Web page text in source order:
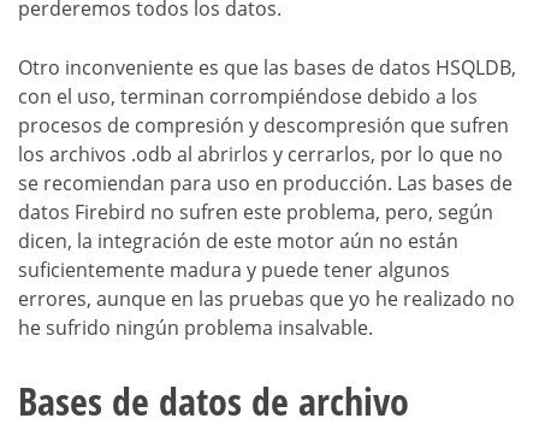
perderemos todos los datos.
Otro inconveniente es que las bases de datos HSQLDB,
con el uso, terminan corrompiéndose debido a los
procesos de compresión y descompresión que sufren
los archivos .odb al abrirlos y cerrarlos, por lo que no
se recomiendan para uso en producción. Las bases de
datos Firebird no sufren este problema, pero, según
dicen, la integración de este motor aún no están
suficientemente madura y puede tener algunos
errores, aunque en las pruebas que yo he realizado no
he sufrido ningún problema insalvable.
Bases de datos de archivo